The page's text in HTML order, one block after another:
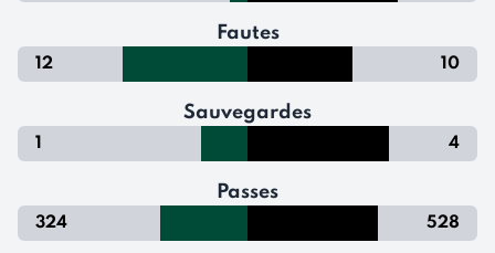
Fautes
12 10
Sauvegardes
1 4
Passes
324 528